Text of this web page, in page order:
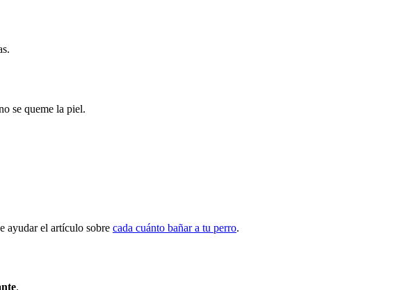
se queme la piel.
ayudar el artículo sobre cada cuánto bañar a tu perro.
.